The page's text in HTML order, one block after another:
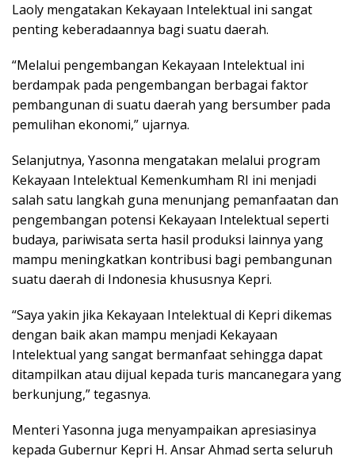
Laoly mengatakan Kekayaan Intelektual ini sangat
penting keberadaannya bagi suatu daerah.
“Melalui pengembangan Kekayaan Intelektual ini
berdampak pada pengembangan berbagai faktor
pembangunan di suatu daerah yang bersumber pada
pemulihan ekonomi,” ujarnya.
Selanjutnya, Yasonna mengatakan melalui program
Kekayaan Intelektual Kemenkumham RI ini menjadi
salah satu langkah guna menunjang pemanfaatan dan
pengembangan potensi Kekayaan Intelektual seperti
budaya, pariwisata serta hasil produksi lainnya yang
mampu meningkatkan kontribusi bagi pembangunan
suatu daerah di Indonesia khususnya Kepri.
“Saya yakin jika Kekayaan Intelektual di Kepri dikemas
dengan baik akan mampu menjadi Kekayaan
Intelektual yang sangat bermanfaat sehingga dapat
ditampilkan atau dijual kepada turis mancanegara yang
berkunjung,” tegasnya.
Menteri Yasonna juga menyampaikan apresiasinya
kepada Gubernur Kepri H. Ansar Ahmad serta seluruh